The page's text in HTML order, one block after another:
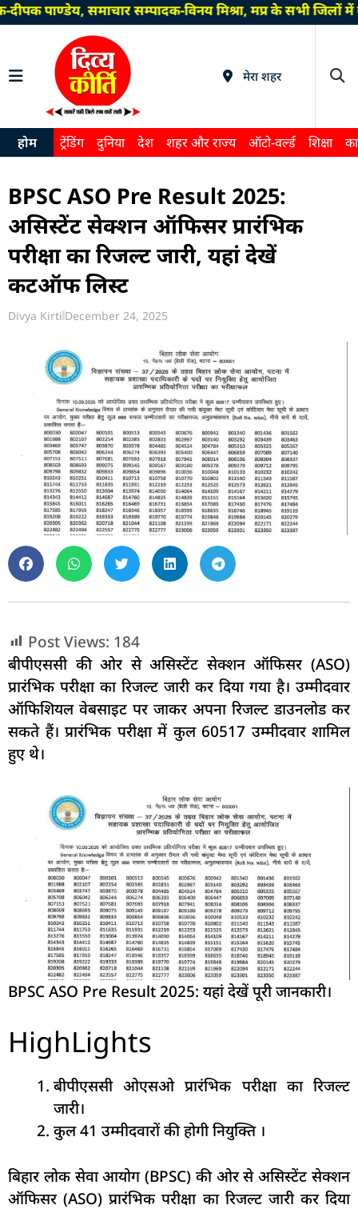
पाण्डेय, समाचार सम्पादक-विनय मिश्रा, मप्र के सभी
मेरा शहर
होम ट्रेंडिंग दुनिया देश शहर और राज्य ऑटो-वर्ल्ड शिक्षा
BPSC ASO Pre Result 2025:
असिस्टेंट सेक्शन ऑफिसर प्रारंभिक
परीक्षा का रिजल्ट जारी, यहां देखें
कटऑफ लिस्ट
Divya Kirti December 24, 2025
Post Views: 184
बीपीएससी की ओर से असिस्टेंट सेक्शन ऑफिसर (ASO)
प्रारंभिक परीक्षा का रिजल्ट जारी कर दिया गया है। उम्मीदवार
ऑफिशियल वेबसाइट पर जाकर अपना रिजल्ट डाउनलोड कर
सकते हैं। प्रारंभिक परीक्षा में कुल 60517 उम्मीदवार शामिल
हुए थे।
BPSC ASO Pre Result 2025: यहां देखें पूरी जानकारी।
HighLights
बीपीएससी ओएसओ प्रारंभिक परीक्षा का रिजल्ट
जारी।
कुल 41 उम्मीदवारों की होगी नियुक्ति ।
बिहार लोक सेवा आयोग (BPSC) की ओर से असिस्टेंट सेक्शन
ऑफिसर (ASO) प्रारंभिक परीक्षा का रिजल्ट जारी कर दिया